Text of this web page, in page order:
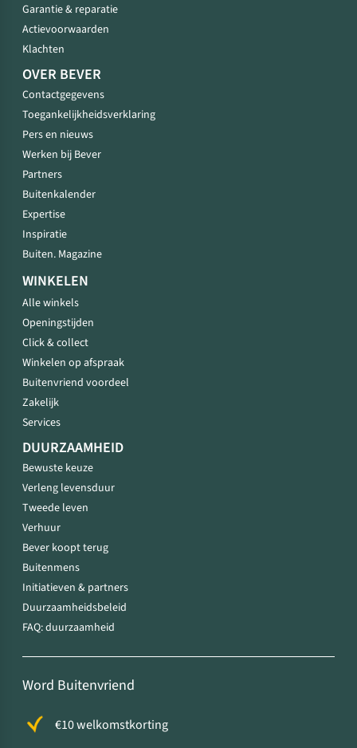
Garantie & reparatie
Actievoorwaarden
Klachten
OVER BEVER
Contactgegevens
Toegankelijkheidsverklaring
Pers en nieuws
Werken bij Bever
Partners
Buitenkalender
Expertise
Inspiratie
Buiten. Magazine
WINKELEN
Alle winkels
Openingstijden
Click & collect
Winkelen op afspraak
Buitenvriend voordeel
Zakelijk
Services
DUURZAAMHEID
Bewuste keuze
Verleng levensduur
Tweede leven
Verhuur
Bever koopt terug
Buitenmens
Initiatieven & partners
Duurzaamheidsbeleid
FAQ: duurzaamheid
Word Buitenvriend
€10 welkomstkorting